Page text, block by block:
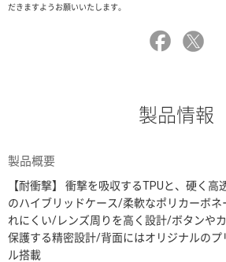
だきますようお願いいたします。
製品情報
製品概要
【耐衝撃】 衝撃を吸収するTPUと、硬く高
のハイブリッドケース/柔軟なポリカーボネ
れにくい/レンズ周りを高く設計/ボタンや
保護する精密設計/背面にはオリジナルの
ル搭載